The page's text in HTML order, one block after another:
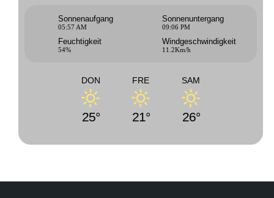
Sonnenaufgang
05:57 AM
Sonnenuntergang
09:06 PM
Feuchtigkeit
54%
Windgeschwindigkeit
11.2Km/h
DON
25°
FRE
21°
SAM
26°